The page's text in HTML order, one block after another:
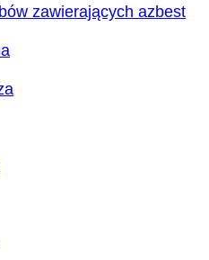
zawierających azbest